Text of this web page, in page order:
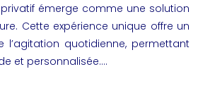
émerge comme une solution
Cette expérience unique offre un
quotidienne, permettant
et personnalisée….